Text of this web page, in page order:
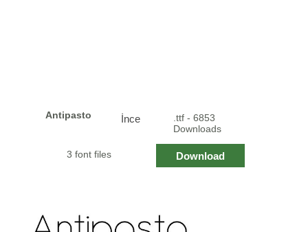
Antipasto İnce
.ttf - 6853
Downloads
3 font files Download